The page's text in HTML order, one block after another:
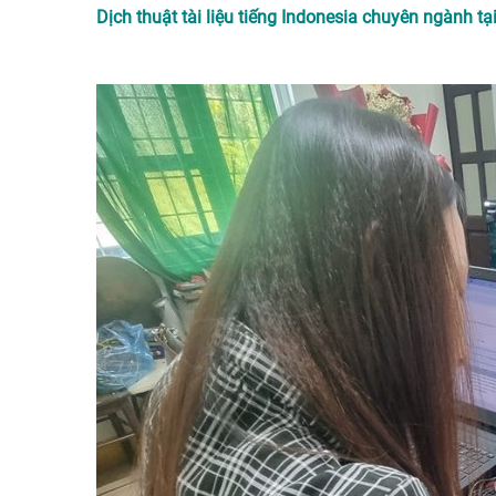
Dịch thuật tài liệu tiếng Indonesia chuyên ngành tại